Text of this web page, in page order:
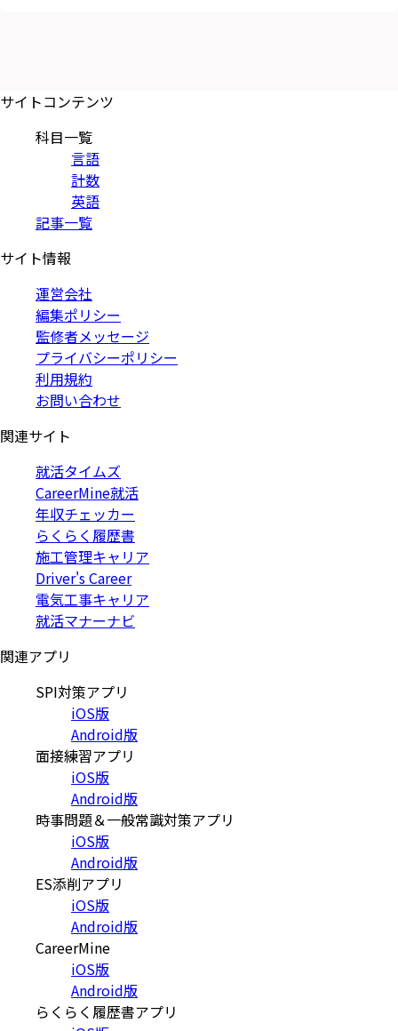
サイトコンテンツ
科目一覧
言語
計数
英語
記事一覧
サイト情報
運営会社
編集ポリシー
監修者メッセージ
プライバシーポリシー
利用規約
お問い合わせ
関連サイト
就活タイムズ
CareerMine就活
年収チェッカー
らくらく履歴書
施工管理キャリア
Driver's Career
電気工事キャリア
就活マナーナビ
関連アプリ
SPI対策アプリ
iOS版
Android版
面接練習アプリ
iOS版
Android版
時事問題＆一般常識対策アプリ
iOS版
Android版
ES添削アプリ
iOS版
Android版
CareerMine
iOS版
Android版
らくらく履歴書アプリ